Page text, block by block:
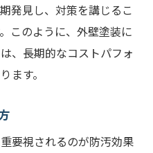
発見し、対策を講じるこ
このように、外壁塗装に
、長期的なコストパフォ
ます。
要視されるのが防汚効果